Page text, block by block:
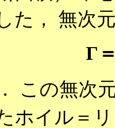
た， 無次
Γ
この無次
ホイル＝